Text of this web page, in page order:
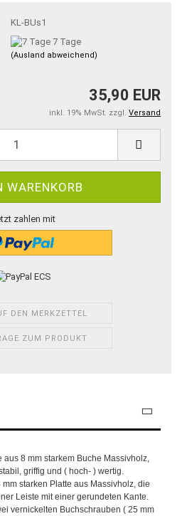
KL-BUs1
7 Tage
(Ausland abweichend)
35,90 EUR
inkl. 19% MwSt. zzgl. Versand
zahlen mit
DEN MERKZETTEL
ZUM PRODUKT
aus 8 mm starkem Buche Massivholz,
griffig und ( hoch- ) wertig.
starken Platte aus Massivholz, die
Leiste mit einer gerundeten Kante.
vernickelten Buchschrauben ( 25 mm